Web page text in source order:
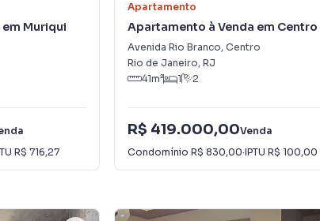
Muriqui
R$ 716,27
Apartamento
Apartamento à Venda em Centro
Avenida Rio Branco, Centro
Rio de Janeiro, RJ
41m² 1 2
R$ 419.000,00Venda
Condomínio R$ 830,00·IPTU R$ 100,00